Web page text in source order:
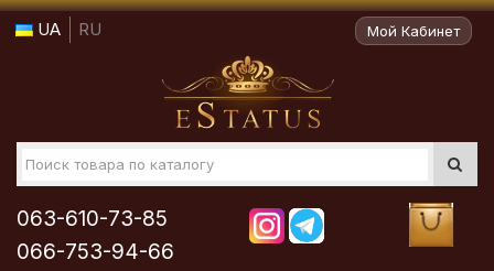
UA RU Мой Кабинет
063-610-73-85
066-753-94-66